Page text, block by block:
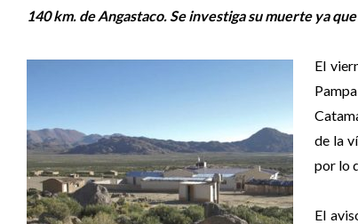
140 km. de Angastaco. Se investiga su muerte ya
El
de la
por lo
El